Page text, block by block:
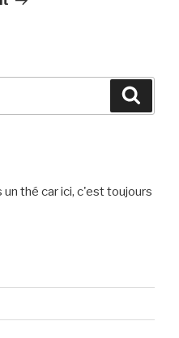
thé car ici, c'est toujours